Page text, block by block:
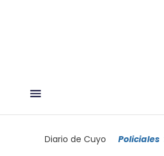
Diario de Cuyo Policiales